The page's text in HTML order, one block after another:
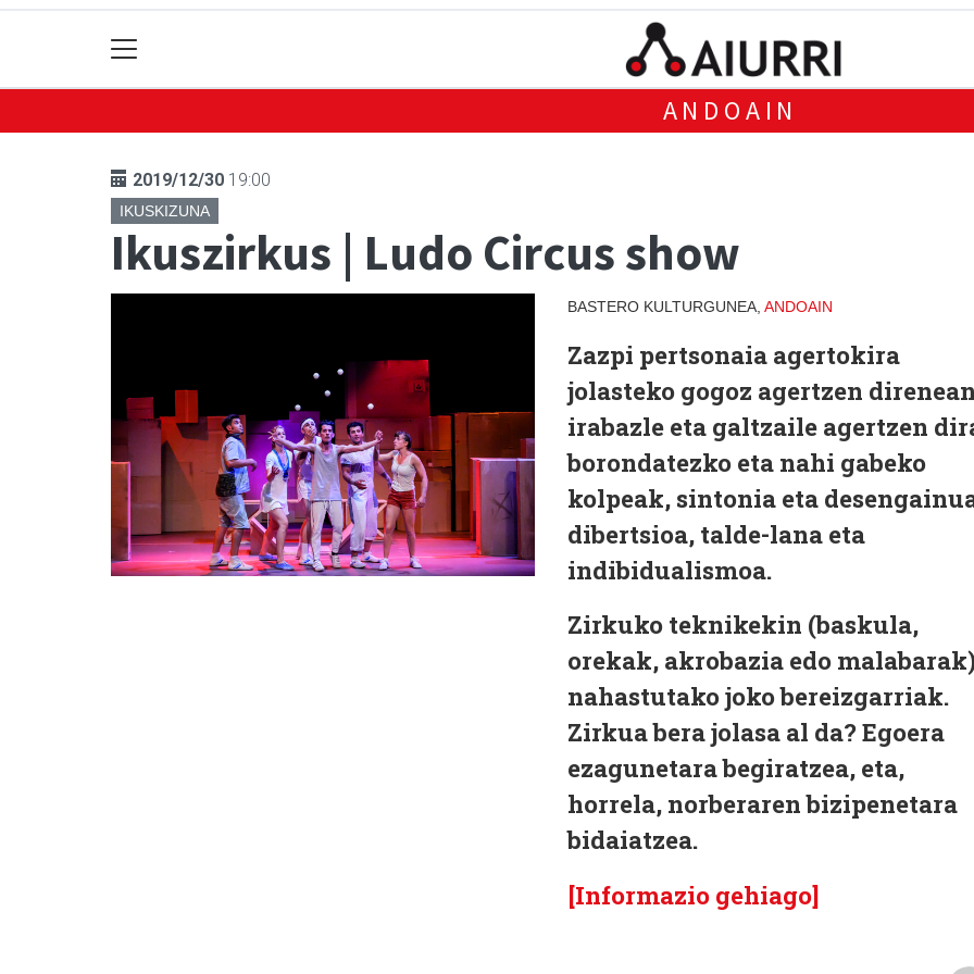
ANDOAIN
2019/12/30 19:00
IKUSKIZUNA
Ikuszirkus | Ludo Circus show
BASTERO KULTURGUNEA, ANDOAIN
Zazpi pertsonaia agertokira
jolasteko gogoz agertzen
irabazle eta galtzaile agertzen
borondatezko eta nahi gabeko
kolpeak, sintonia eta
dibertsioa, talde-lana eta
indibidualismoa.
Zirkuko teknikekin (baskula,
orekak, akrobazia edo
nahastutako joko bereizgarriak.
Zirkua bera jolasa al da? Egoera
ezagunetara begiratzea, eta,
horrela, norberaren bizipenetara
bidaiatzea.
[Informazio gehiago]